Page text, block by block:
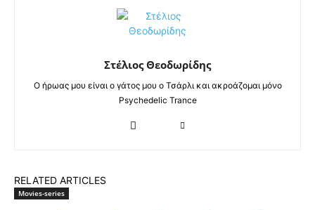
Στέλιος Θεοδωρίδης
Ο ήρωας μου είναι ο γάτος μου ο Τσάρλι και ακροάζομαι μόνο
Psychedelic Trance
RELATED ARTICLES
Movies-series